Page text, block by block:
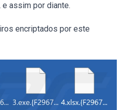
e assim por diante.
encriptados por este